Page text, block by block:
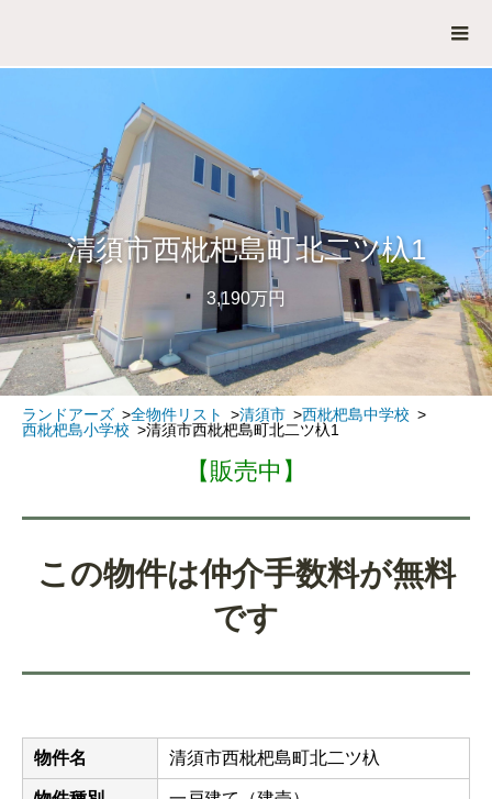
清須市西枇杷島町北二ツ杁1
3,190万円
ランドアーズ 全物件リスト 清須市
西枇杷島中学校
西枇杷島小学校
清須市西枇杷島町北二ツ杁1
【販売中】
この物件は仲介手数料が無料
です
物件名 清須市西枇杷島町北二ツ杁